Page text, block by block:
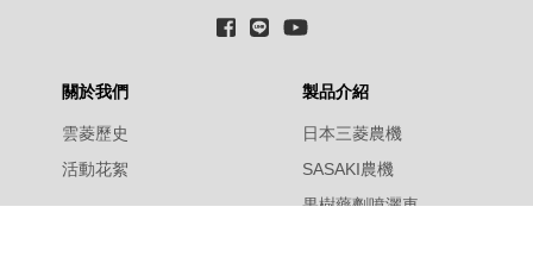
關於我們
雲菱歷史
活動花絮
製品介紹
日本三菱農機
SASAKI農機
果樹藥劑噴灑車